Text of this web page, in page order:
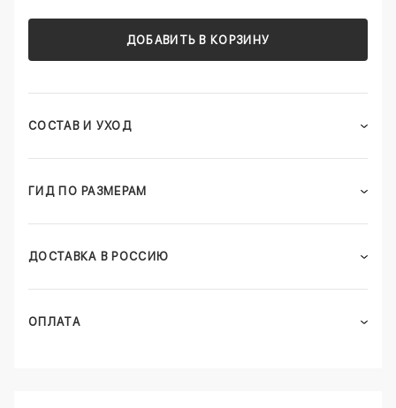
ДОБАВИТЬ В КОРЗИНУ
СОСТАВ И УХОД
ГИД ПО РАЗМЕРАМ
ДОСТАВКА В РОССИЮ
ОПЛАТА